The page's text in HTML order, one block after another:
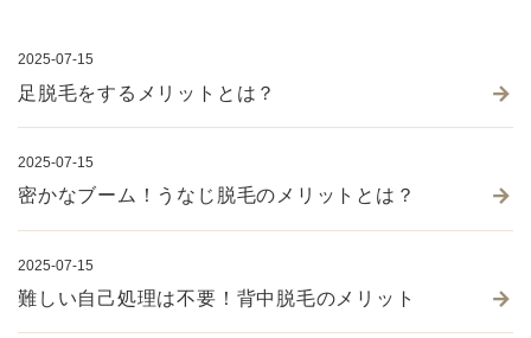
2025-07-15
足脱毛をするメリットとは？
2025-07-15
密かなブーム！うなじ脱毛のメリットとは？
2025-07-15
難しい自己処理は不要！背中脱毛のメリット